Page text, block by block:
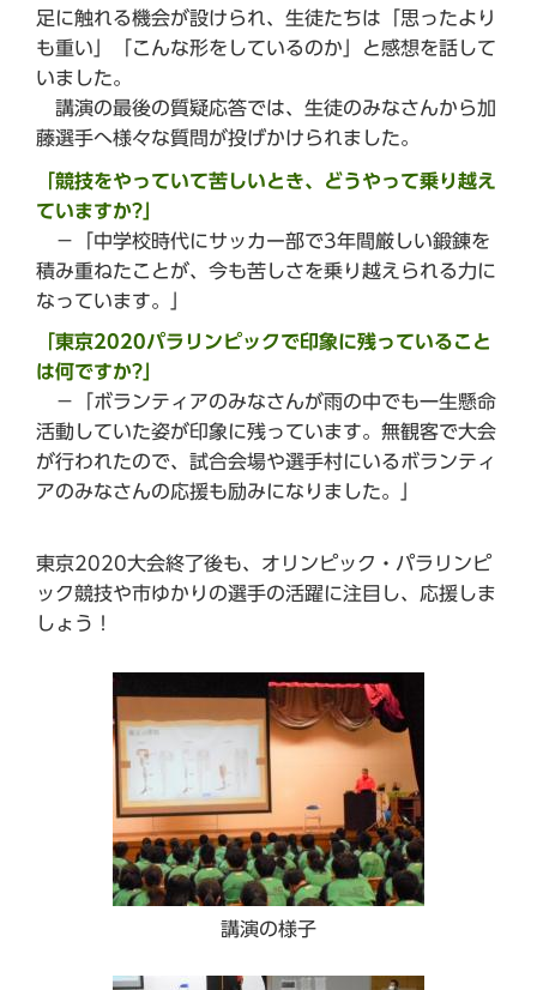
足に触れる機会が設けられ、生徒たちは「思ったより
も重い」「こんな形をしているのか」と感想を話して
いました。
講演の最後の質疑応答では、生徒のみなさんから加
藤選手へ様々な質問が投げかけられました。
「競技をやっていて苦しいとき、どうやって乗り越え
ていますか?」
－「中学校時代にサッカー部で3年間厳しい鍛錬を
積み重ねたことが、今も苦しさを乗り越えられる力に
なっています。」
「東京2020パラリンピックで印象に残っていること
は何ですか?」
－「ボランティアのみなさんが雨の中でも一生懸命
活動していた姿が印象に残っています。無観客で大会
が行われたので、試合会場や選手村にいるボランティ
アのみなさんの応援も励みになりました。」
東京2020大会終了後も、オリンピック・パラリンピ
ック競技や市ゆかりの選手の活躍に注目し、応援しま
しょう！
講演の様子